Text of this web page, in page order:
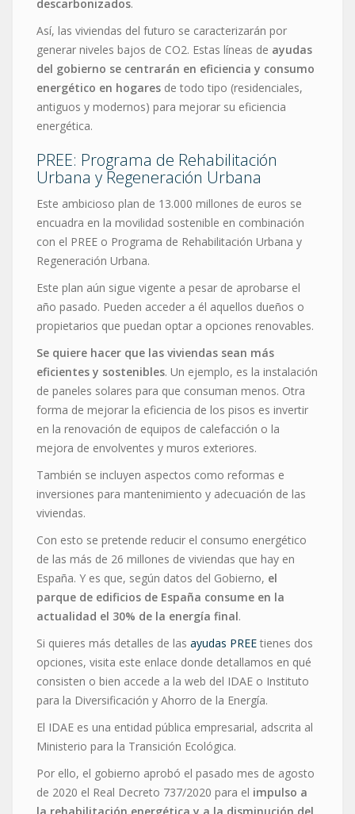
descarbonizados.
Así, las viviendas del futuro se caracterizarán por
generar niveles bajos de CO2. Estas líneas de ayudas
del gobierno se centrarán en eficiencia y consumo
energético en hogares de todo tipo (residenciales,
antiguos y modernos) para mejorar su eficiencia
energética.
PREE: Programa de Rehabilitación
Urbana y Regeneración Urbana
Este ambicioso plan de 13.000 millones de euros se
encuadra en la movilidad sostenible en combinación
con el PREE o Programa de Rehabilitación Urbana y
Regeneración Urbana.
Este plan aún sigue vigente a pesar de aprobarse el
año pasado. Pueden acceder a él aquellos dueños o
propietarios que puedan optar a opciones renovables.
Se quiere hacer que las viviendas sean más
eficientes y sostenibles. Un ejemplo, es la instalación
de paneles solares para que consuman menos. Otra
forma de mejorar la eficiencia de los pisos es invertir
en la renovación de equipos de calefacción o la
mejora de envolventes y muros exteriores.
También se incluyen aspectos como reformas e
inversiones para mantenimiento y adecuación de las
viviendas.
Con esto se pretende reducir el consumo energético
de las más de 26 millones de viviendas que hay en
España. Y es que, según datos del Gobierno, el
parque de edificios de España consume en la
actualidad el 30% de la energía final.
Si quieres más detalles de las ayudas PREE tienes dos
opciones, visita este enlace donde detallamos en qué
consisten o bien accede a la web del IDAE o Instituto
para la Diversificación y Ahorro de la Energía.
El IDAE es una entidad pública empresarial, adscrita al
Ministerio para la Transición Ecológica.
Por ello, el gobierno aprobó el pasado mes de agosto
de 2020 el Real Decreto 737/2020 para el impulso a
la rehabilitación energética y a la disminución del